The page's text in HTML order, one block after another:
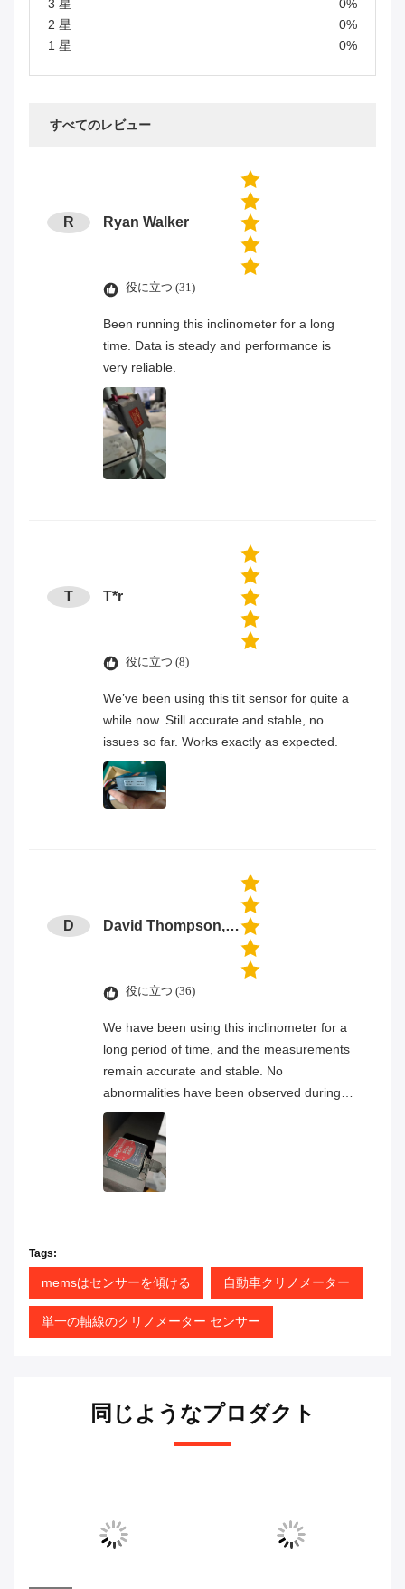
3 星
0%
2 星
0%
1 星
0%
すべてのレビュー
R Ryan Walker
役に立つ (31)
Been running this inclinometer for a long
time. Data is steady and performance is
very reliable.
T T*r
役に立つ (8)
We’ve been using this tilt sensor for quite a
while now. Still accurate and stable, no
issues so far. Works exactly as expected.
D David Thompson, Senior Engineer
役に立つ (36)
We have been using this inclinometer for a
long period of time, and the measurements
remain accurate and stable. No
abnormalities have been observed during
continuous operation, and the overall
product quality has proven to be very
reliable.
Tags:
memsはセンサーを傾ける 自動車クリノメーター
単一の軸線のクリノメーター センサー
同じようなプロダクト